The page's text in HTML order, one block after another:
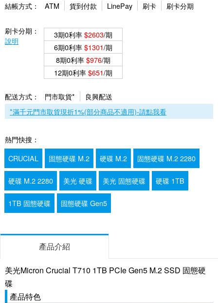
結帳方式： ATM 貨到付款 LinePay 刷卡 刷卡分期
刷卡分期：
說明
3期0利率$2603/期
6期0利率$1301/期
8期0利率$976/期
12期0利率$651/期
配送方式： 門市取貨*
良興配送
*滿千元門市取貨現折1%(部分商品不適用)-請點我看
熱門快搜：
CRUCIAL
固態硬碟 M.2 硬碟 M.2 固態硬碟 M.2 2280
硬碟 M.2 2280 美光 硬碟 美光 固態硬碟 硬碟 1TB
1TB 固態硬碟 固態硬碟 Gen5
產品介紹
美光Micron Crucial T710 1TB PCIe Gen5 M.2 SSD 固態硬
碟
產品特色